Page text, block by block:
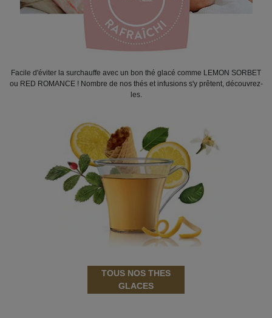
Facile d'éviter la surchauffe avec un bon thé glacé comme LEMON SORBET
ou RED ROMANCE ! Nombre de nos thés et infusions s'y prêtent, découvrez-
les.
TOUS NOS THES
GLACES